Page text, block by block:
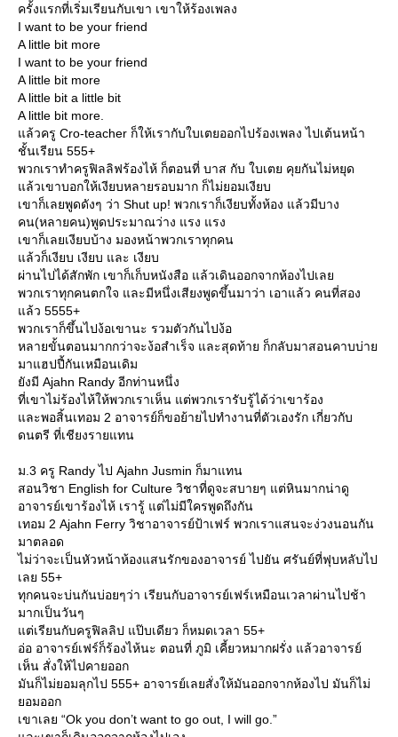
ครั้งแรกที่เริ่มเรียนกับเขา เขาให้ร้องเพลง
I want to be your friend
A little bit more
I want to be your friend
A little bit more
A little bit a little bit
A little bit more.
ล้วครู Cro-teacher ก็ให้เรากับใบเตยออกไปร้องเพลง ไปเต้นหน้า
ชั้นเรียน 555+
พวกเราทำครูฟิลลิฟร้องไห้ ก็ตอนที่ บาส กับ ใบเตย คุยกันไม่หยุด
ล้วเขาบอกให้เงียบหลายรอบมาก ก็ไม่ยอมเงียบ
เขาก็เลยพูดดังๆ ว่า Shut up! พวกเราก็เงียบทั้งห้อง แล้วมีบาง
คน(หลายคน)พูดประมาณว่าง แรง แรง
เขาก็เลยเงียบบ้าง มองหน้าพวกเราทุกคน
ล้วก็เงียบ เงียบ และ เงียบ
ผ่านไปได้สักพัก เขาก็เก็บหนังสือ แล้วเดินออกจากห้องไปเล
พวกเราทุกคนตกใจ และมีหนึ่งเสียงพูดขึ้นมาว่า เอาแล้ว คนที่สอง
ล้ว 5555+
พวกเราก็ขึ้นไปง้อเขานะ รวมตัวกันไปง้อ
หลายขั้นตอนมากกว่าจะง้อสำเร็จ และสุดท้าย ก็กลับมาสอนคาบบ่า
มาแฮปปี้กันเหมือนเดิม
ังมี Ajahn Randy อีกท่านหนึ่ง
ที่เขาไม่ร้องไห้ให้พวกเราเห็น แต่พวกเรารับรู้ได้ว่าเขาร้อง
ละพอสิ้นเทอม 2 อาจารย์ก็ขอย้ายไปทำงานที่ตัวเองรัก เกี่ยวกับ
ดนตรี ที่เชียงรายแทน
ม.3 ครู Randy ไป Ajahn Jusmin ก็มาแทน
สอนวิชา English for Culture วิชาที่ดูจะสบายๆ แต่หินมากน่าดู
อาจารย์เขาร้องไห้ เรารู้ แต่ไม่มีใครพูดถึงกัน
เทอม 2 Ajahn Ferry วิชาอาจารย์ป้าเฟร์ พวกเราแสนจะง่วงนอนกัน
มาตลอด
ไม่ว่าจะเป็นหัวหน้าห้องแสนรักของอาจารย์ ไปยัน ศรันย์ที่ฟุบหลับไป
เลย 55+
ทุกคนจะบ่นกันบ่อยๆว่า เรียนกับอาจารย์เฟร์เหมือนเวลาผ่านไปช้า
มากเป็นวันๆ
ต่เรียนกับครูฟิลลิป แป๊บเดียว ก็หมดเวลา 55+
อ่อ อาจารย์เฟร์ก็ร้องไห้นะ ตอนที่ ภูมิ เคี้ยวหมากฝรั่ง แล้วอาจารย์
เห็น สั่งให้ไปคายออก
มันก็ไม่ยอมลุกไป 555+ อาจารย์เลยสั่งให้มันออกจากห้องไป มันก็ไม่
อมออก
เขาเลย “Ok you don’t want to go out, I will go.”